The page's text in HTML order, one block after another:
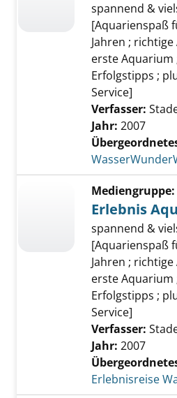
spannend &
[Aquarienspaß
Jahren ;
erste Aquarium
Erfolgstipps ;
Service]
Verfasser:
Jahr: 2007
Mediengruppe:
Erlebnis
spannend &
[Aquarienspaß
Jahren ;
erste Aquarium
Erfolgstipps ;
Service]
Verfasser:
Jahr: 2007
Erlebnisreise